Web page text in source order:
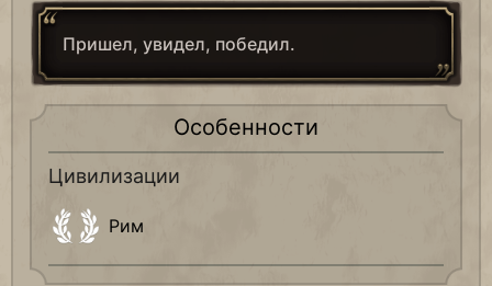
Пришел, увидел, победил.
Особенности
Цивилизации
Рим